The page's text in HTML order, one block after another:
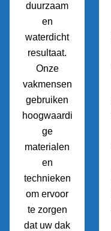
duurzaam
en
waterdicht
resultaat.
Onze
vakmensen
gebruiken
hoogwaardi
ge
materialen
en
technieken
om ervoor
te zorgen
dat uw dak